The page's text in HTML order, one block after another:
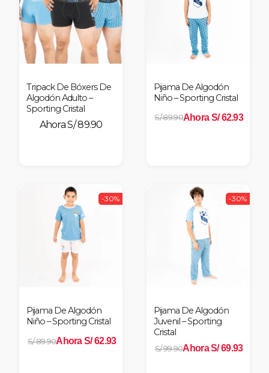
Tripack De Bóxers De
Algodón Adulto –
Sporting Cristal
S/ 89.90
Pijama De Algodón
Niño – Sporting Cristal
S/ 89.90Ahora S/ 62.93
-30%
Pijama De Algodón
Niño – Sporting Cristal
S/ 89.90Ahora S/ 62.93
-30%
Pijama De Algodón
Juvenil – Sporting
Cristal
S/ 99.90Ahora S/ 69.93